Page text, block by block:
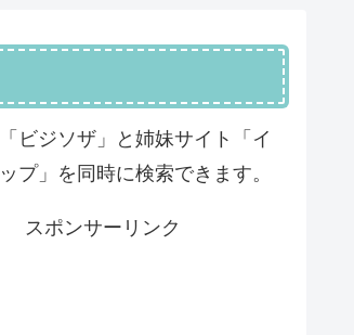
ビジソザ」と姉妹サイト「イ
プ」を同時に検索できます。
スポンサーリンク